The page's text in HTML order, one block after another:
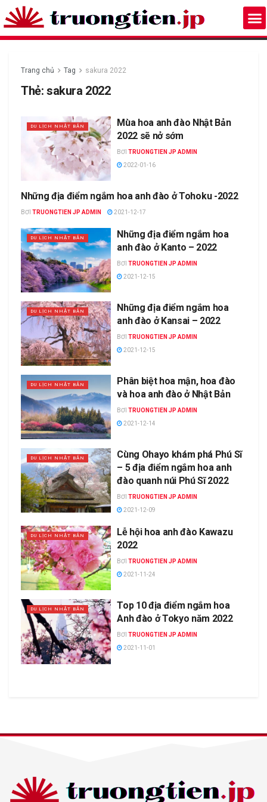
Trang chủ Tag sakura 2022
Thẻ:sakura 2022
DU LỊCH NHẬT BẢN
Mùa hoa anh đào Nhật Bản
2022 sẽ nở sớm
BƠI TRUONGTIEN JP ADMIN
2022-01-16
DU LỊCH NHẬT BẢN
Những địa điểm ngắm hoa anh đào ở Tohoku -2022
BƠI TRUONGTIEN JP ADMIN 2021-12-17
DU LỊCH NHẬT BẢN
Những địa điểm ngắm hoa
anh đào ở Kanto – 2022
BƠI TRUONGTIEN JP ADMIN
2021-12-15
DU LỊCH NHẬT BẢN
Những địa điểm ngắm hoa
anh đào ở Kansai – 2022
BƠI TRUONGTIEN JP ADMIN
2021-12-15
DU LỊCH NHẬT BẢN
Phân biệt hoa mận, hoa đào
và hoa anh đào ở Nhật Bản
BƠI TRUONGTIEN JP ADMIN
2021-12-14
DU LỊCH NHẬT BẢN
Cùng Ohayo khám phá Phú Sĩ
– 5 địa điểm ngắm hoa anh
đào quanh núi Phú Sĩ 2022
BƠI TRUONGTIEN JP ADMIN
2021-12-09
DU LỊCH NHẬT BẢN
Lễ hội hoa anh đào Kawazu
2022
BƠI TRUONGTIEN JP ADMIN
2021-11-24
DU LỊCH NHẬT BẢN
Top 10 địa điểm ngắm hoa
Anh đào ở Tokyo năm 2022
BƠI TRUONGTIEN JP ADMIN
2021-11-01